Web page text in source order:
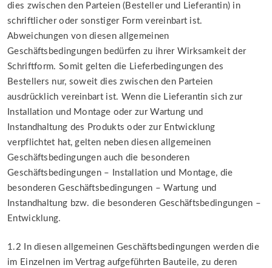
dies zwischen den Parteien (Besteller und Lieferantin) in
schriftlicher oder sonstiger Form vereinbart ist.
Abweichungen von diesen allgemeinen
Geschäftsbedingungen bedürfen zu ihrer Wirksamkeit der
Schriftform. Somit gelten die Lieferbedingungen des
Bestellers nur, soweit dies zwischen den Parteien
ausdrücklich vereinbart ist. Wenn die Lieferantin sich zur
Installation und Montage oder zur Wartung und
Instandhaltung des Produkts oder zur Entwicklung
verpflichtet hat, gelten neben diesen allgemeinen
Geschäftsbedingungen auch die besonderen
Geschäftsbedingungen – Installation und Montage, die
besonderen Geschäftsbedingungen – Wartung und
Instandhaltung bzw. die besonderen Geschäftsbedingungen –
Entwicklung.
1.2 In diesen allgemeinen Geschäftsbedingungen werden die
im Einzelnen im Vertrag aufgeführten Bauteile, zu deren